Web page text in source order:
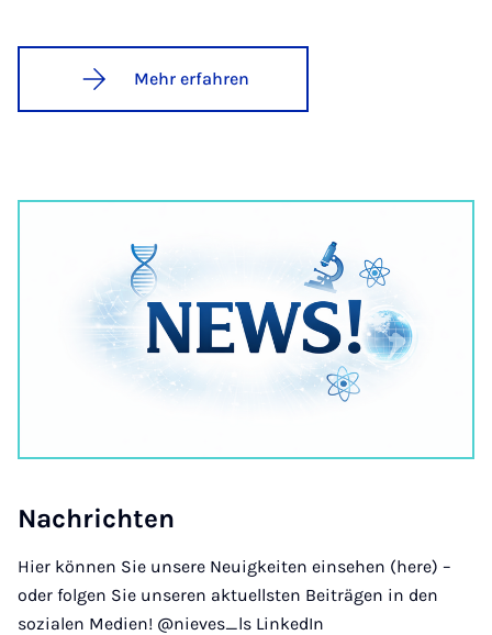
Mehr erfahren
Nach­rich­ten
Hier können Sie unsere Neuigkeiten einsehen (here) –
oder folgen Sie unseren aktuellsten Beiträgen in den
sozialen Medien! @nieves_ls LinkedIn